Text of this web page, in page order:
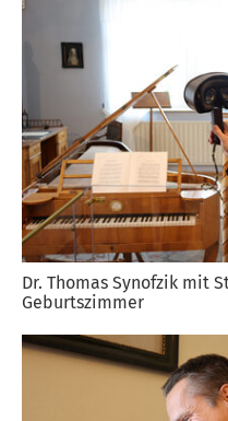
Dr. Thomas Synofzik mit
Geburtszimmer
zum
großen